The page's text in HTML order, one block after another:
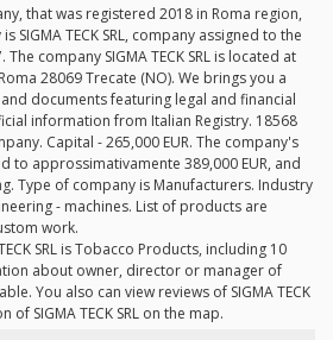
that was registered 2018 in Roma region,
SIGMA TECK SRL, company assigned to the
company SIGMA TECK SRL is located at
28069 Trecate (NO). We brings you a
documents featuring legal and financial
information from Italian Registry. 18568
Capital - 265,000 EUR. The company's
to approssimativamente 389,000 EUR, and
Type of company is Manufacturers. Industry
- machines. List of products are
work.
SRL is Tobacco Products, including 10
about owner, director or manager of
You also can view reviews of SIGMA TECK
of SIGMA TECK SRL on the map.